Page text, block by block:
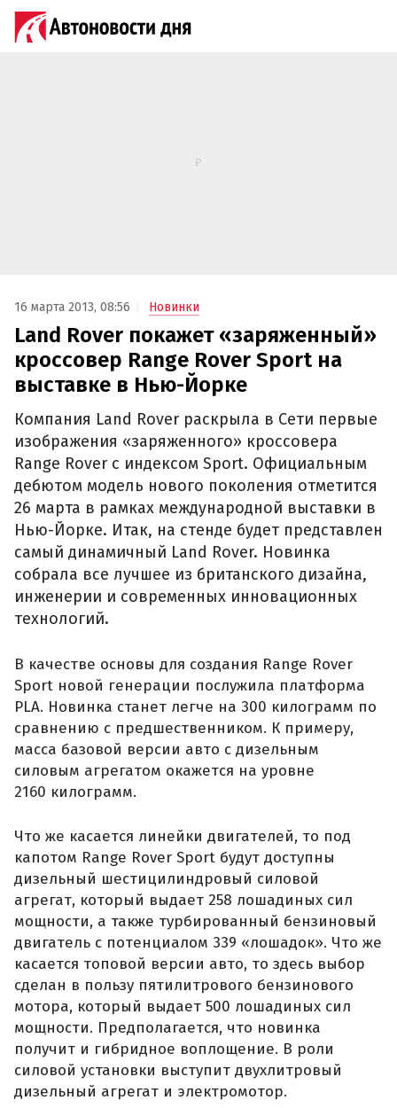
16 марта 2013, 08:56 Новинки
Land Rover покажет «заряженный»
кроссовер Range Rover Sport на
выставке в Нью-Йорке
Компания Land Rover раскрыла в Сети первые
изображения «заряженного» кроссовера
Range Rover с индексом Sport. Официальным
дебютом модель нового поколения отметится
26 марта в рамках международной выставки в
Нью-Йорке. Итак, на стенде будет представлен
самый динамичный Land Rover. Новинка
собрала все лучшее из британского дизайна,
инженерии и современных инновационных
технологий.
В качестве основы для создания Range Rover
Sport новой генерации послужила платформа
PLA. Новинка станет легче на 300 килограмм по
сравнению с предшественником. К примеру,
масса базовой версии авто с дизельным
силовым агрегатом окажется на уровне
2160 килограмм.
Что же касается линейки двигателей, то под
капотом Range Rover Sport будут доступны
дизельный шестицилиндровый силовой
агрегат, который выдает 258 лошадиных сил
мощности, а также турбированный бензиновый
двигатель с потенциалом 339 «лошадок». Что же
касается топовой версии авто, то здесь выбор
сделан в пользу пятилитрового бензинового
мотора, который выдает 500 лошадиных сил
мощности. Предполагается, что новинка
получит и гибридное воплощение. В роли
силовой установки выступит двухлитровый
дизельный агрегат и электромотор.